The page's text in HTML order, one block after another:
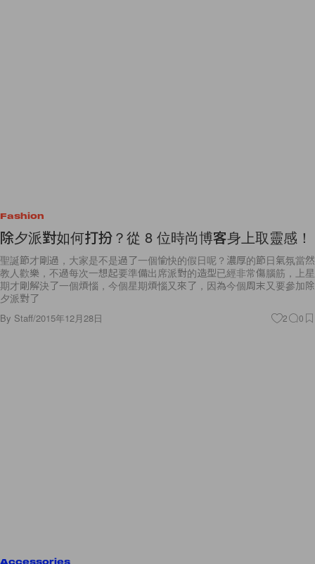
Fashion
除夕派對如何打扮？從 8 位時尚博客身上取靈感！
聖誕節才剛過，大家是不是過了一個愉快的假日呢？濃厚的節日氣氛當然
教人歡樂，不過每次一想起要準備出席派對的造型已經非常傷腦筋，上星
期才剛解決了一個煩惱，今個星期煩惱又來了，因為今個周末又要參加除
夕派對了
By Staff/2015年12月28日 2 0
Accessories